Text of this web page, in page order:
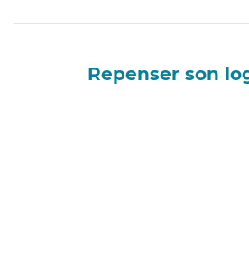
Repenser son